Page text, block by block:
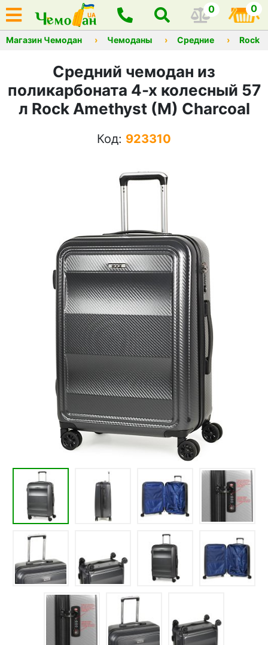
0 0
Магазин Чемодан Чемоданы Средние Rock
Средний чемодан из
поликарбоната 4-х колесный 57
л Rock Amethyst (M) Charcoal
Код: 923310